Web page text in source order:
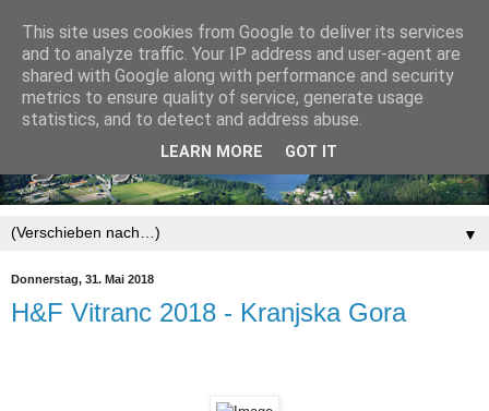
▼
Donnerstag, 31. Mai 2018
H&F Vitranc 2018 - Kranjska Gora
This site uses cookies from Google to deliver its services
and to analyze traffic. Your IP address and user-agent are
shared with Google along with performance and security
metrics to ensure quality of service, generate usage
statistics, and to detect and address abuse.
LEARN MORE GOT IT